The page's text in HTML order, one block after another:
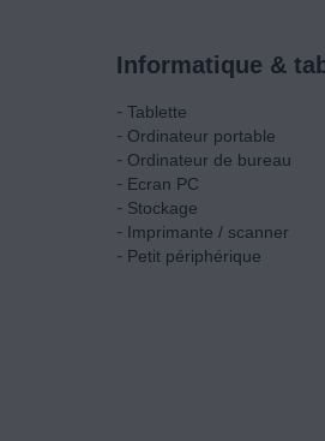
Informatique &
- Tablette
- Ordinateur portable
- Ordinateur de bureau
- Ecran PC
- Stockage
- Imprimante / scanner
- Petit périphérique